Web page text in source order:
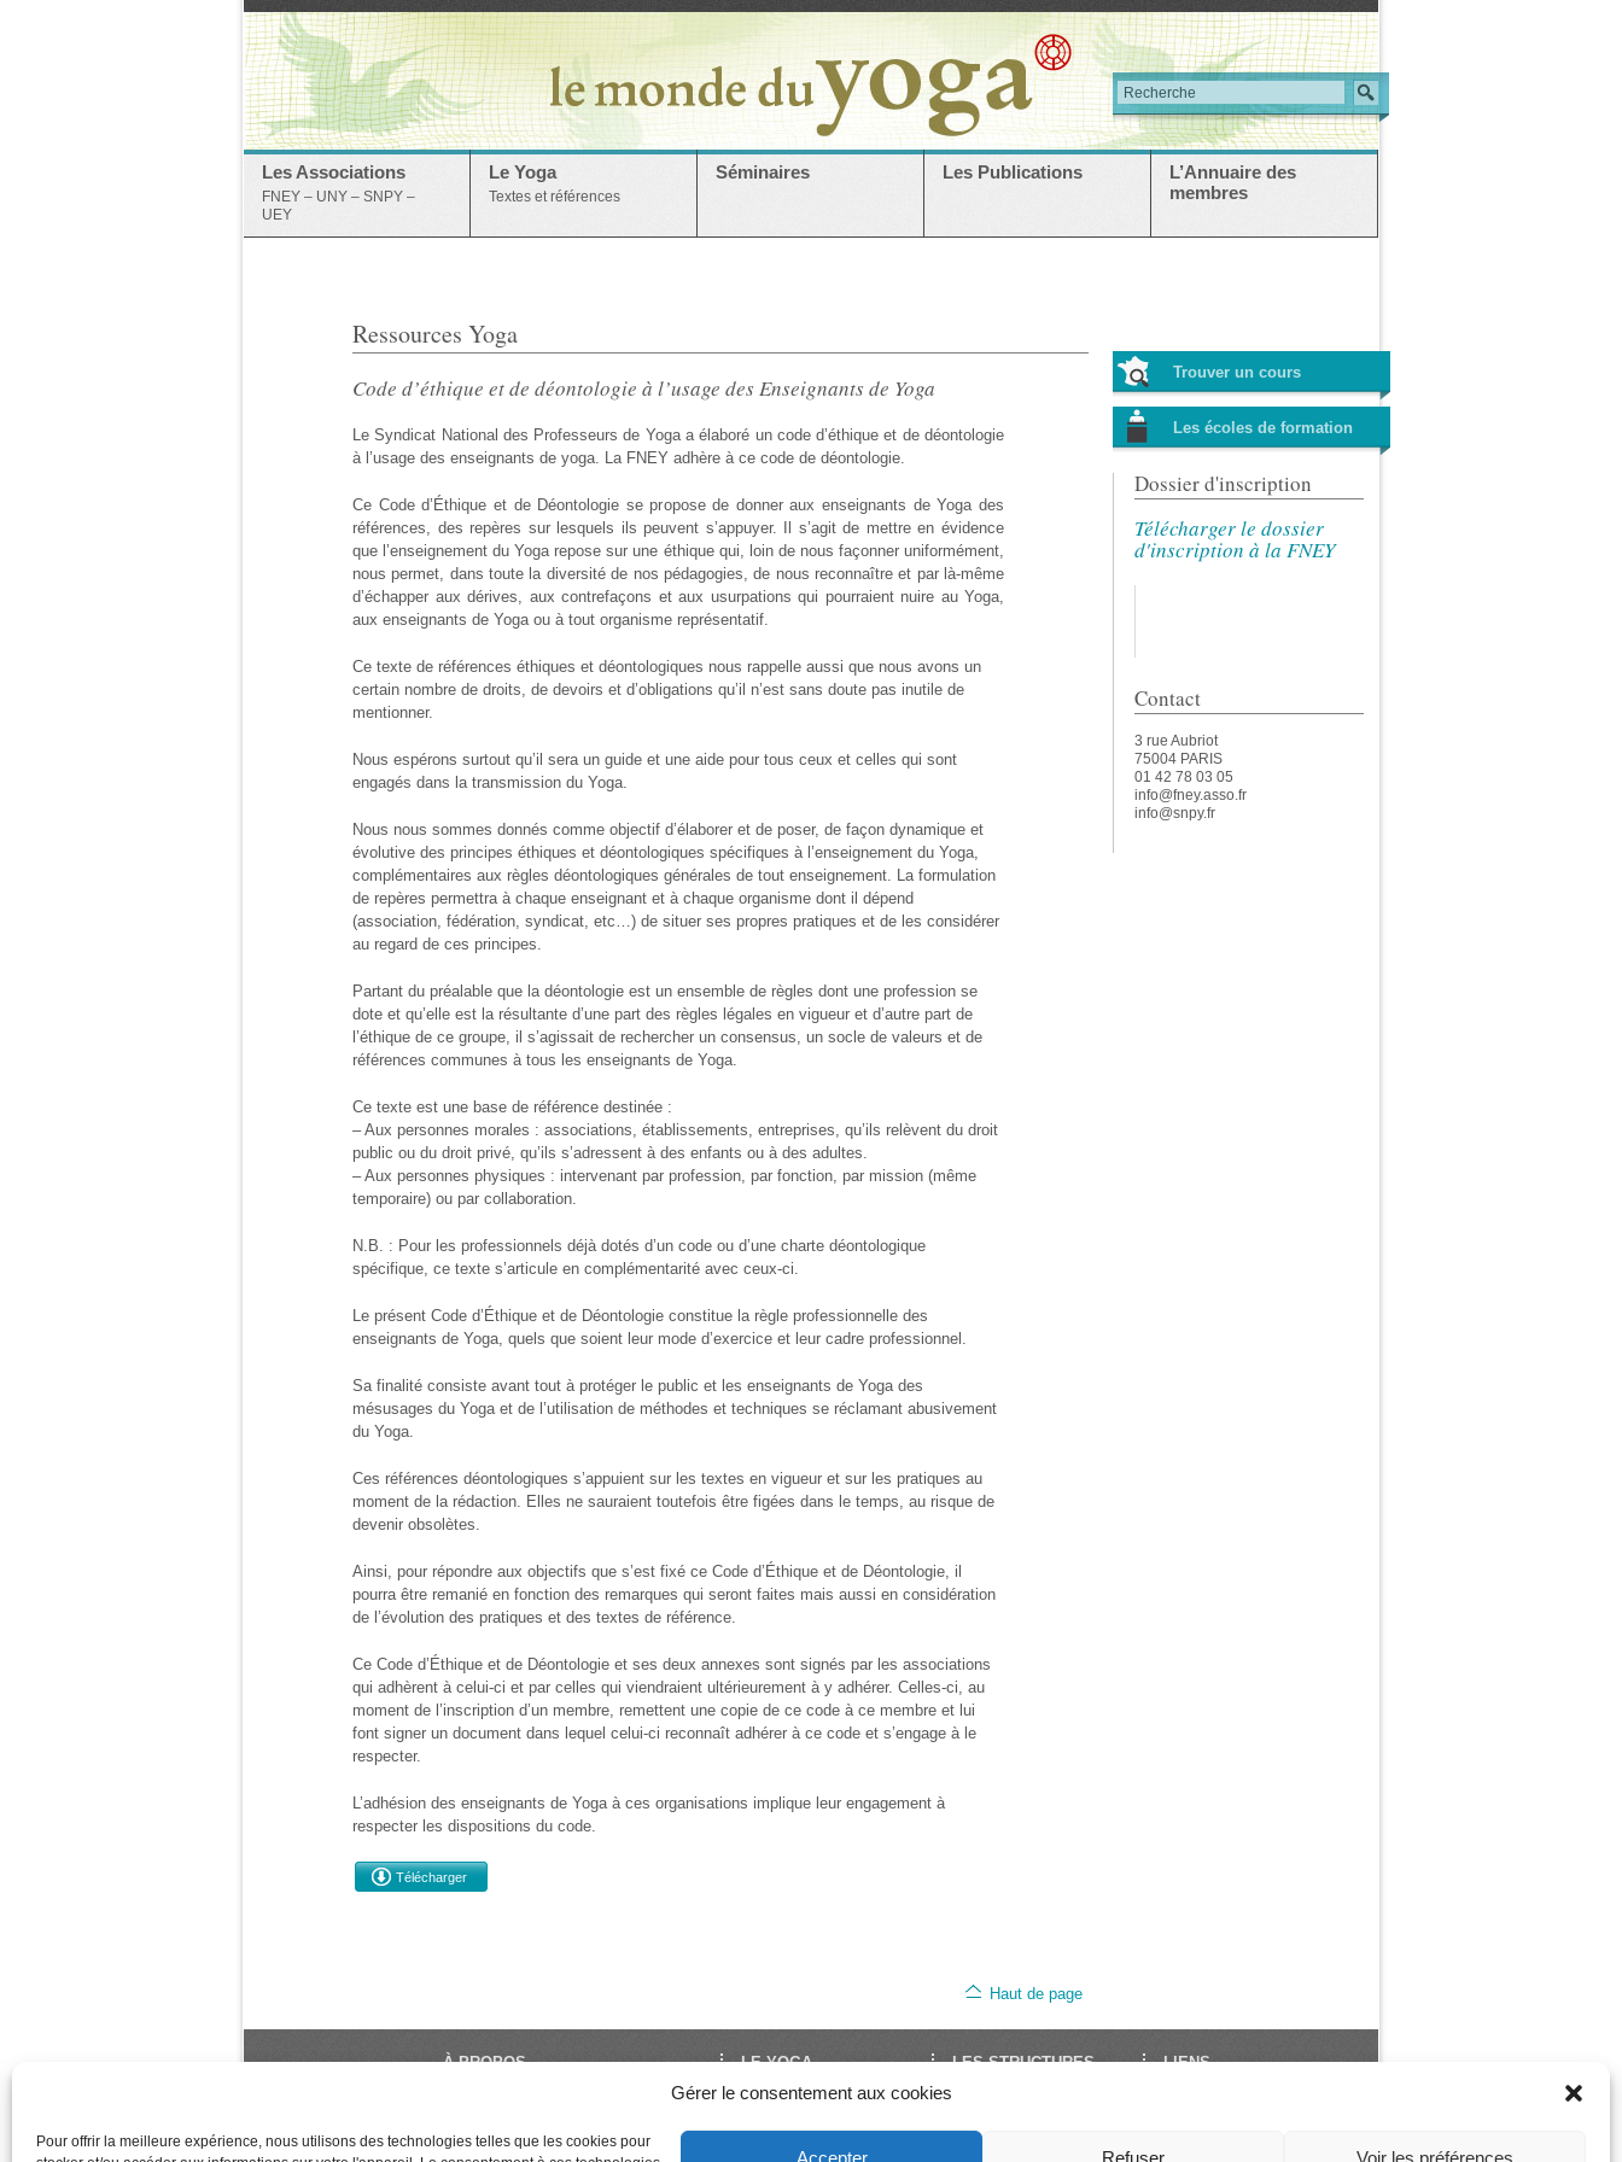
Gérer le consentement aux cookies
Pour offrir la meilleure expérience, nous utilisons des technologies telles que les cookies pour
Accepter Refuser Voir les préférences
Les Associations
FNEY – UNY – SNPY –
UEY
Le Yoga
Textes et références
Séminaires Les Publications
L’Annuaire des
membres
Ressources Yoga
Code d’éthique et de déontologie à l’usage des Enseignants de Yoga
Le Syndicat National des Professeurs de Yoga a élaboré un code d’éthique et de déontologie
à l’usage des enseignants de yoga. La FNEY adhère à ce code de déontologie.
Ce Code d’Éthique et de Déontologie se propose de donner aux enseignants de Yoga des
références, des repères sur lesquels ils peuvent s’appuyer. Il s’agit de mettre en évidence
que l’enseignement du Yoga repose sur une éthique qui, loin de nous façonner uniformément,
nous permet, dans toute la diversité de nos pédagogies, de nous reconnaître et par là-même
d’échapper aux dérives, aux contrefaçons et aux usurpations qui pourraient nuire au Yoga,
aux enseignants de Yoga ou à tout organisme représentatif.
Ce texte de références éthiques et déontologiques nous rappelle aussi que nous avons un
certain nombre de droits, de devoirs et d’obligations qu’il n’est sans doute pas inutile de
mentionner.
Nous espérons surtout qu’il sera un guide et une aide pour tous ceux et celles qui sont
engagés dans la transmission du Yoga.
Nous nous sommes donnés comme objectif d’élaborer et de poser, de façon dynamique et
évolutive des principes éthiques et déontologiques spécifiques à l’enseignement du Yoga,
complémentaires aux règles déontologiques générales de tout enseignement. La formulation
de repères permettra à chaque enseignant et à chaque organisme dont il dépend
(association, fédération, syndicat, etc…) de situer ses propres pratiques et de les considérer
au regard de ces principes.
Partant du préalable que la déontologie est un ensemble de règles dont une profession se
dote et qu’elle est la résultante d’une part des règles légales en vigueur et d’autre part de
l’éthique de ce groupe, il s’agissait de rechercher un consensus, un socle de valeurs et de
références communes à tous les enseignants de Yoga.
Ce texte est une base de référence destinée :
– Aux personnes morales : associations, établissements, entreprises, qu’ils relèvent du droit
public ou du droit privé, qu’ils s’adressent à des enfants ou à des adultes.
– Aux personnes physiques : intervenant par profession, par fonction, par mission (même
temporaire) ou par collaboration.
N.B. : Pour les professionnels déjà dotés d’un code ou d’une charte déontologique
spécifique, ce texte s’articule en complémentarité avec ceux-ci.
Le présent Code d’Éthique et de Déontologie constitue la règle professionnelle des
enseignants de Yoga, quels que soient leur mode d’exercice et leur cadre professionnel.
Sa finalité consiste avant tout à protéger le public et les enseignants de Yoga des
mésusages du Yoga et de l’utilisation de méthodes et techniques se réclamant abusivement
du Yoga.
Ces références déontologiques s’appuient sur les textes en vigueur et sur les pratiques au
moment de la rédaction. Elles ne sauraient toutefois être figées dans le temps, au risque de
devenir obsolètes.
Ainsi, pour répondre aux objectifs que s’est fixé ce Code d’Éthique et de Déontologie, il
pourra être remanié en fonction des remarques qui seront faites mais aussi en considération
de l’évolution des pratiques et des textes de référence.
Ce Code d’Éthique et de Déontologie et ses deux annexes sont signés par les associations
qui adhèrent à celui-ci et par celles qui viendraient ultérieurement à y adhérer. Celles-ci, au
moment de l’inscription d’un membre, remettent une copie de ce code à ce membre et lui
font signer un document dans lequel celui-ci reconnaît adhérer à ce code et s’engage à le
respecter.
L’adhésion des enseignants de Yoga à ces organisations implique leur engagement à
respecter les dispositions du code.
Télécharger
Trouver un cours
Les écoles de formation
Dossier d'inscription
Télécharger le dossier
d'inscription à la FNEY
Contact
3 rue Aubriot
75004 PARIS
01 42 78 03 05
info@fney.asso.fr
info@snpy.fr
Haut de page
À PROPOS
créé et géré par la FNEY et l’UNY,
LE YOGA
Découvrir le Yoga
LES STRUCTURES LIENS